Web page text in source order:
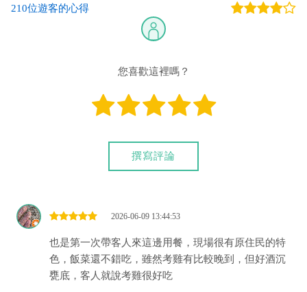
210位遊客的心得
您喜歡這裡嗎？
撰寫評論
2026-06-09 13:44:53
也是第一次帶客人來這邊用餐，現場很有原住民的特
色，飯菜還不錯吃，雖然考雞有比較晚到，但好酒沉
甕底，客人就說考雞很好吃